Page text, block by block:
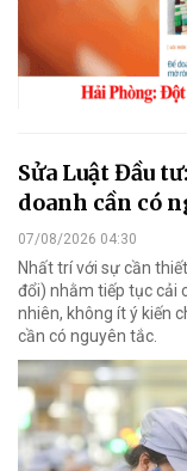
Sửa Luật Đầu
doanh cần có
07/08/2026 04:30
Nhất trí với sự cần
đổi) nhằm tiếp tục cải
nhiên, không ít ý kiến
cần có nguyên tắc.